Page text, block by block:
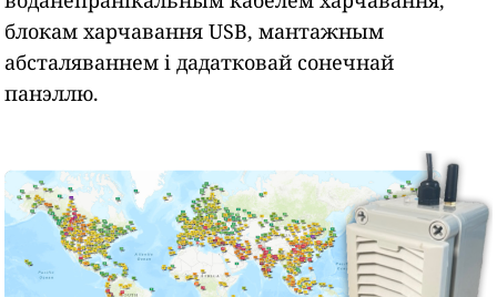
блокам харчавання USB, мантажным
абсталяваннем і дадатковай сонечнай
панэллю.